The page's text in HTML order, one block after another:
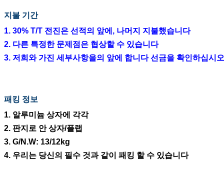
지불 기간
1. 30% T/T 전진은 선적의 앞에, 나머지 지불했습니다
2. 다른 특정한 문제점은 협상할 수 있습니다
3. 저희와 가진 세부사항을의 앞에 합니다 선금을 확인하십시
패킹 정보
1. 알루미늄 상자에 각각
2. 판지로 안 상자/플랩
3. G/N.W: 13/12kg
4. 우리는 당신의 필수 것과 같이 패킹 할 수 있습니다